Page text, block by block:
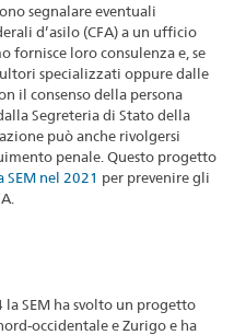
segnalare eventuali
d’asilo (CFA) a un ufficio
fornisce loro consulenza e, se
specializzati oppure dalle
il consenso della persona
Segreteria di Stato della
può anche rivolgersi
penale. Questo progetto
nel 2021 per prevenire gli
SEM ha svolto un progetto
occidentale e Zurigo e ha